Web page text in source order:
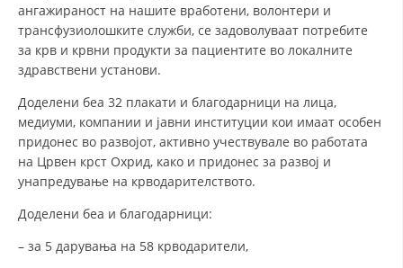
КРВОДАРИТЕЛСТВО
МЕНАЏМЕНТ НА ВОЛОНТЕРИ
ангажираност на нашите вработени, волонтери и
трансфузиолошките служби, се задоволуваат потребите
за крв и крвни продукти за пациентите во локалните
здравствени установи.
Доделени беа 32 плакати и благодарници на лица,
медиуми, компании и јавни институции кои имаат особен
придонес во развојот, активно учествувале во работата
на Црвен крст Охрид, како и придонес за развој и
унапредување на крводарителството.
Доделени беа и благодарници:
– за 5 дарувања на 58 крводарители,